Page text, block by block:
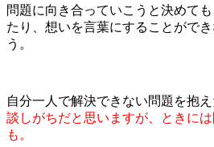
問題に向き合っていこうと決めて
たり、想いを言葉にすることがで
う。
自分一人で解決できない問題を抱
談しがちだと思いますが、ときに
も。